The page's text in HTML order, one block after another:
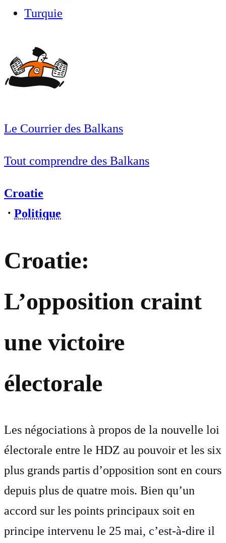
Turquie
Le Courrier des Balkans
Tout comprendre des Balkans
Croatie
⋅ Politique
Croatie:
L’opposition craint
une victoire
électorale
Les négociations à propos de la nouvelle loi
électorale entre le HDZ au pouvoir et les six
plus grands partis d’opposition sont en cours
depuis plus de quatre mois. Bien qu’un
accord sur les points principaux soit en
principe intervenu le 25 mai, c’est-à-dire il